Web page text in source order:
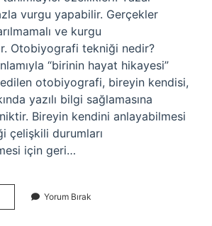
vurgu yapabilir. Gerçekler
ve kurgu
Otobiyografi tekniği nedir?
“birinin hayat hikayesi”
otobiyografi, bireyin kendisi,
yazılı bilgi sağlamasına
Bireyin kendini anlayabilmesi
çelişkili durumları
için geri…
Otobiyografi
Nedir
Yorum Bırak